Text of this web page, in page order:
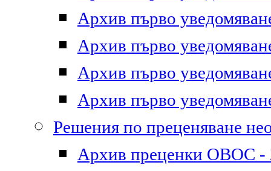
Архив първо
Архив първо
Архив първо
Архив първо
Решения по преценяване
Архив преценки ОВОС -